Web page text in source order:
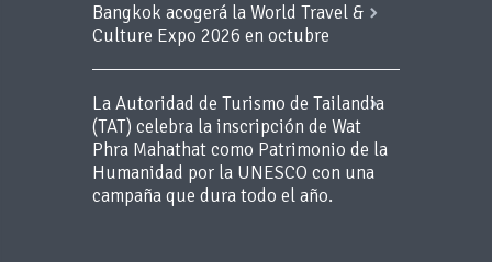
Bangkok acogerá la World Travel &
Culture Expo 2026 en octubre
La Autoridad de Turismo de Tailandia
(TAT) celebra la inscripción de Wat
Phra Mahathat como Patrimonio de la
Humanidad por la UNESCO con una
campaña que dura todo el año.